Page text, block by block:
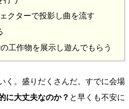
クターで投影し曲を流す
工作物を展示し遊んでもらう
く。盛りだくさんだ。すでに会場
に大丈夫なのか？ と早くも不安に